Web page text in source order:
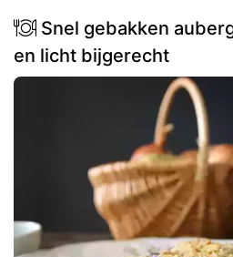
Snel gebakken
en licht bijgerecht